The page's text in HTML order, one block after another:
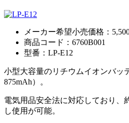
メーカー希望小売価格：
商品コード：6760B001
型番：LP-E12
小型大容量のリチウムイオンバッ
875mAh）。
電気用品安全法に対応しており、
し使用が可能。